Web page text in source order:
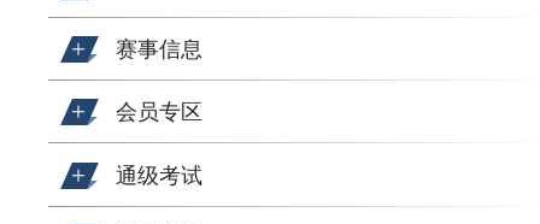
赛事信息
会员专区
通级考试